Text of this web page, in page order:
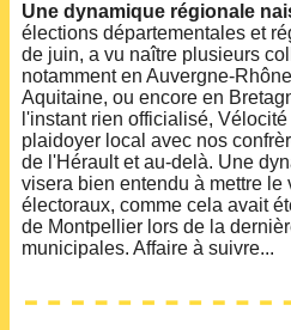
Une dynamique régionale
élections départementales et
de juin, a vu naître plusieurs
notamment en Auvergne-
Aquitaine, ou encore en
l'instant rien officialisé,
plaidoyer local avec nos
de l'Hérault et au-delà. Une
visera bien entendu à mettre
électoraux, comme cela avait
de Montpellier lors de la
municipales. Affaire à suivre...